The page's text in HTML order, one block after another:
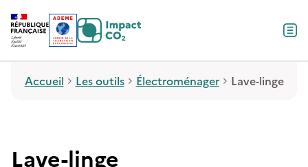
Contenu
Menu
Pied de page
Accueil Les outils Électroménager Lave-linge
Lave-linge